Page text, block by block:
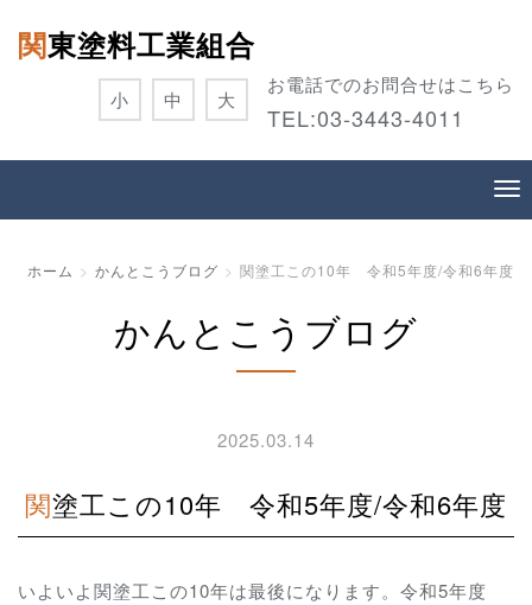
関東塗料工業組合
お電話でのお問合せはこちら
TEL:03-3443-4011
小 中 大
ホーム かんとこうブログ 関塗工この10年 令和5年度/令和6年度
かんとこうブログ
2025.03.14
関塗工この10年 令和5年度/令和6年度
いよいよ関塗工この10年は最後になります。令和5年度